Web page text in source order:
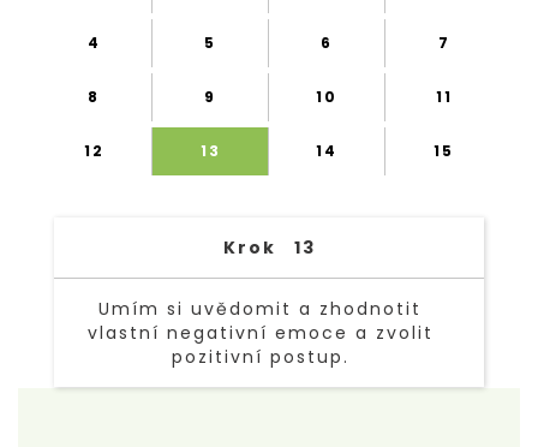
4 5 6 7
8 9 10 11
12 13 14 15
Krok 13
Umím si uvědomit a zhodnotit
vlastní negativní emoce a zvolit
pozitivní postup.